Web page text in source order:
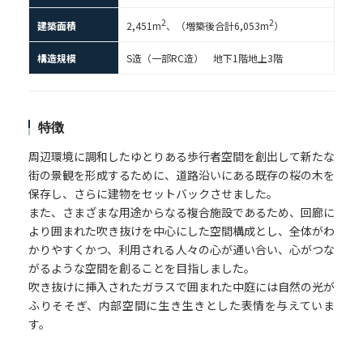
建築面積 2,451m2、（増築後合計6,053m2）
構造規模 S造（一部RC造） 地下1階地上3階
特徴
周辺環境に調和したゆとりある歩行者空間を創出して新たな
街の景観を形成するために、道路沿いにある既存の桜の木を
保存し、さらに建物をセットバックさせました。
また、さまざまな用途からなる複合施設であるため、回廊に
より囲まれた吹き抜けを中心にした空間構成とし、全体がわ
かりやすくかつ、利用される人々の心が通い合い、心がつな
がるような空間を創ることを目指しました。
吹き抜けに挿入されたガラスで囲まれた中庭には自然の光が
ふりそそぎ、内部空間に生き生きとした表情を与えていま
す。